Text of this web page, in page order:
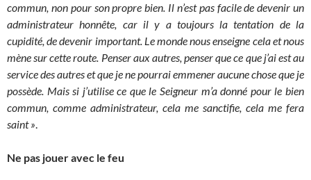
commun, non pour son propre bien. Il n’est pas facile de devenir un
administrateur honnête, car il y a toujours la tentation de la
cupidité, de devenir important. Le monde nous enseigne cela et nous
mène sur cette route. Penser aux autres, penser que ce que j’ai est au
service des autres et que je ne pourrai emmener aucune chose que je
possède. Mais si j’utilise ce que le Seigneur m’a donné pour le bien
commun, comme administrateur, cela me sanctifie, cela me fera
saint ».
Ne pas jouer avec le feu